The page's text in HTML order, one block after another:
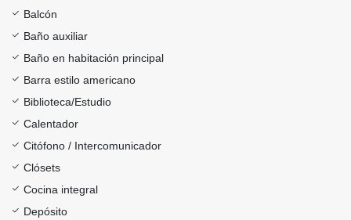
Balcón
Baño auxiliar
Baño en habitación principal
Barra estilo americano
Biblioteca/Estudio
Calentador
Citófono / Intercomunicador
Clósets
Cocina integral
Depósito